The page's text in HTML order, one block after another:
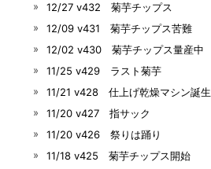
12/27 v432 菊芋チップス
12/09 v431 菊芋チップス苦難
12/02 v430 菊芋チップス量産中
11/25 v429 ラスト菊芋
11/21 v428 仕上げ乾燥マシン誕生
11/20 v427 指サック
11/20 v426 祭りは踊り
11/18 v425 菊芋チップス開始